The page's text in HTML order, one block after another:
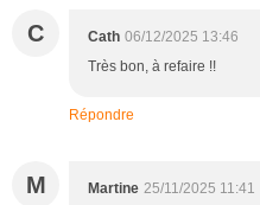
C Cath 06/12/2025 13:46
Très bon, à refaire !!
Répondre
M Martine 25/11/2025 11:41